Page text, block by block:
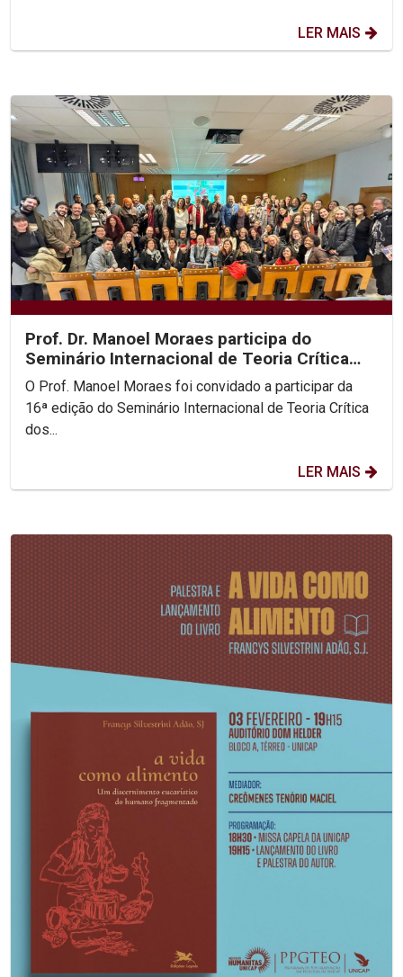
LER MAIS
Prof. Dr. Manoel Moraes participa do
Seminário Internacional de Teoria Crítica
dos Direitos...
O Prof. Manoel Moraes foi convidado a participar da
16ª edição do Seminário Internacional de Teoria Crítica
dos...
LER MAIS